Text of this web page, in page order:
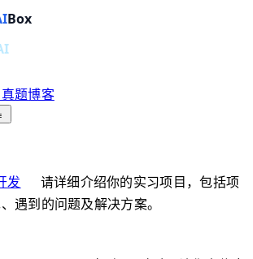
题博客
发chevron_right
请详细介绍你的实习项目，包括项
遇到的问题及解决方案。